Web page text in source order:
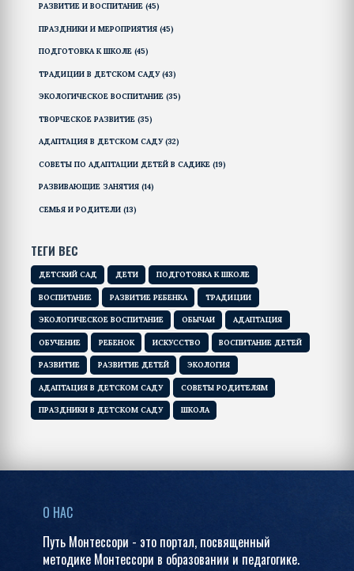
РАЗВИТИЕ И ВОСПИТАНИЕ (45)
ПРАЗДНИКИ И МЕРОПРИЯТИЯ (45)
ПОДГОТОВКА К ШКОЛЕ (45)
ТРАДИЦИИ В ДЕТСКОМ САДУ(43)
ЭКОЛОГИЧЕСКОЕ ВОСПИТАНИЕ (35)
ТВОРЧЕСКОЕ РАЗВИТИЕ (35)
АДАПТАЦИЯ В ДЕТСКОМ САДУ(32)
СОВЕТЫ ПО АДАПТАЦИИ ДЕТЕЙ В САДИКЕ (19)
РАЗВИВАЮЩИЕ ЗАНЯТИЯ (14)
СЕМЬЯ И РОДИТЕЛИ (13)
ТЕГИ ВЕС
ДЕТСКИЙ САД ДЕТИ ПОДГОТОВКА К ШКОЛЕ
ВОСПИТАНИЕ РАЗВИТИЕ РЕБЕНКА ТРАДИЦИИ
ЭКОЛОГИЧЕСКОЕ ВОСПИТАНИЕ ОБЫЧАИ АДАПТАЦИЯ
ОБУЧЕНИЕ РЕБЕНОК ИСКУССТВО ВОСПИТАНИЕ ДЕТЕЙ
РАЗВИТИЕ РАЗВИТИЕ ДЕТЕЙ ЭКОЛОГИЯ
АДАПТАЦИЯ В ДЕТСКОМ САДУ СОВЕТЫ РОДИТЕЛЯМ
ПРАЗДНИКИ В ДЕТСКОМ САДУ ШКОЛА
О НАС
Путь Монтессори - это портал, посвященный
методике Монтессори в образовании и педагогике.